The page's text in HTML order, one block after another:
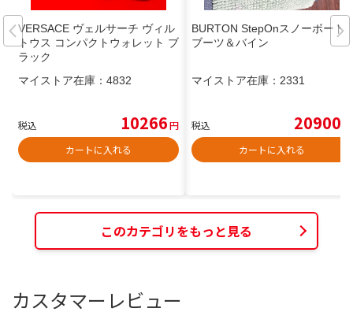
VERSACE ヴェルサーチ ヴィル
トウス コンパクトウォレット ブ
ラック
マイストア在庫： 4832
税込 10266円
カートに入れる
BURTON StepOnスノーボード
ブーツ＆バイン
マイストア在庫： 2331
税込 20900
カートに入れる
このカテゴリをもっと見る
カスタマーレビュー